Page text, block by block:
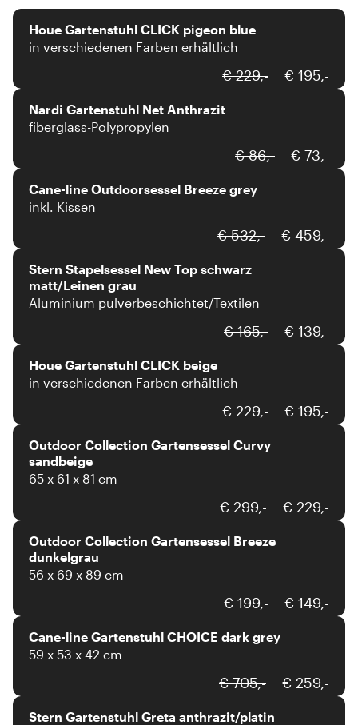
Houe Gartenstuhl CLICK pigeon blue
in verschiedenen Farben erhältlich
€ 229,- € 195,-
Nardi
Nardi Gartenstuhl Net Anthrazit
fiberglass-Polypropylen
€ 86,- € 73,-
Cane-line
Cane-line Outdoorsessel Breeze grey
inkl. Kissen
€ 532,- € 459,-
Stern
Stern Stapelsessel New Top schwarz
matt/Leinen grau
Aluminium pulverbeschichtet/Textilen
€ 165,- € 139,-
Houe
Houe Gartenstuhl CLICK beige
in verschiedenen Farben erhältlich
€ 229,- € 195,-
outdoor collection
Outdoor Collection Gartensessel Curvy
sandbeige
65 x 61 x 81 cm
€ 299,- € 229,-
outdoor collection
Outdoor Collection Gartensessel Breeze
dunkelgrau
56 x 69 x 89 cm
€ 199,- € 149,-
Cane-line
Cane-line Gartenstuhl CHOICE dark grey
59 x 53 x 42 cm
€ 705,- € 259,-
Stern
Stern Gartenstuhl Greta anthrazit/platin